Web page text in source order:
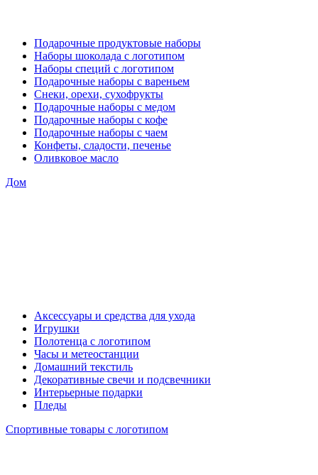
Подарочные продуктовые наборы
Наборы шоколада с логотипом
Наборы специй с логотипом
Подарочные наборы с вареньем
Снеки, орехи, сухофрукты
Подарочные наборы с медом
Подарочные наборы с кофе
Подарочные наборы с чаем
Конфеты, сладости, печенье
Оливковое масло
Дом
Аксессуары и средства для ухода
Игрушки
Полотенца с логотипом
Часы и метеостанции
Домашний текстиль
Декоративные свечи и подсвечники
Интерьерные подарки
Пледы
Спортивные товары с логотипом